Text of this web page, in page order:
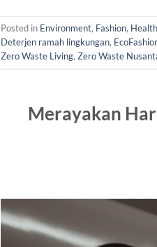
Posted in Environment, Fashion,
Deterjen ramah lingkungan,
Zero Waste Living, Zero Waste
Merayakan